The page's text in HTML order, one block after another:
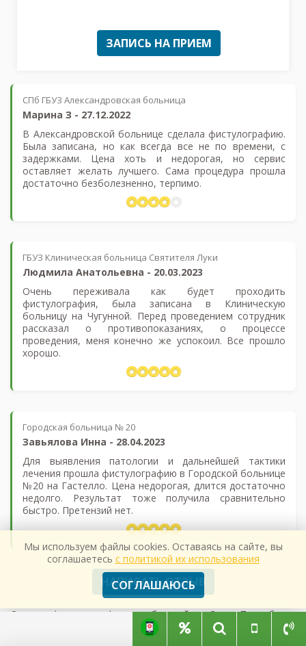
ЗАПИСЬ НА ПРИЕМ
СПб ГБУЗ Александровская больница
Марина З - 27.12.2022
В Александровской больнице сделала фистулографию.
Была записана, но как всегда все не по времени, с
задержками. Цена хоть и недорогая, но сервис
оставляет желать лучшего. Сама процедура прошла
достаточно безболезненно, терпимо.
ГБУЗ Клиническая больница Святителя Луки
Людмила Анатольевна - 20.03.2023
Очень переживала как будет проходить
фистулография, была записана в Клиническую
больницу на Чугунной. Перед проведением сотрудник
рассказал о противопоказаниях, о процессе
проведения, меня конечно же успокоил. Все прошло
хорошо.
Городская больница № 20
Завьялова Инна - 28.04.2023
Для выявления патологии и дальнейшей тактики
лечения прошла фистулографию в Городской больнице
№20 на Гастелло. Цена недорогая, длится достаточно
недолго. Результат тоже получила сравнительно
быстро. Претензий нет.
НАПИСАТЬ ОТЗЫВ
Сделать фистулографию в любом районе Санкт-Петербурга
и получить консультацию опытного врача-рентгенолога
можно через обращение в Службу бесплатной записи на
Мы используем файлы cookies. Оставаясь на сайте, вы
соглашаетесь с политикой их использования
СОГЛАШАЮСЬ